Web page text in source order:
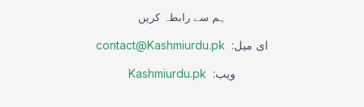
ہم سے رابطہ کریں
ای میل: contact@Kashmiurdu.pk
ویب: Kashmiurdu.pk